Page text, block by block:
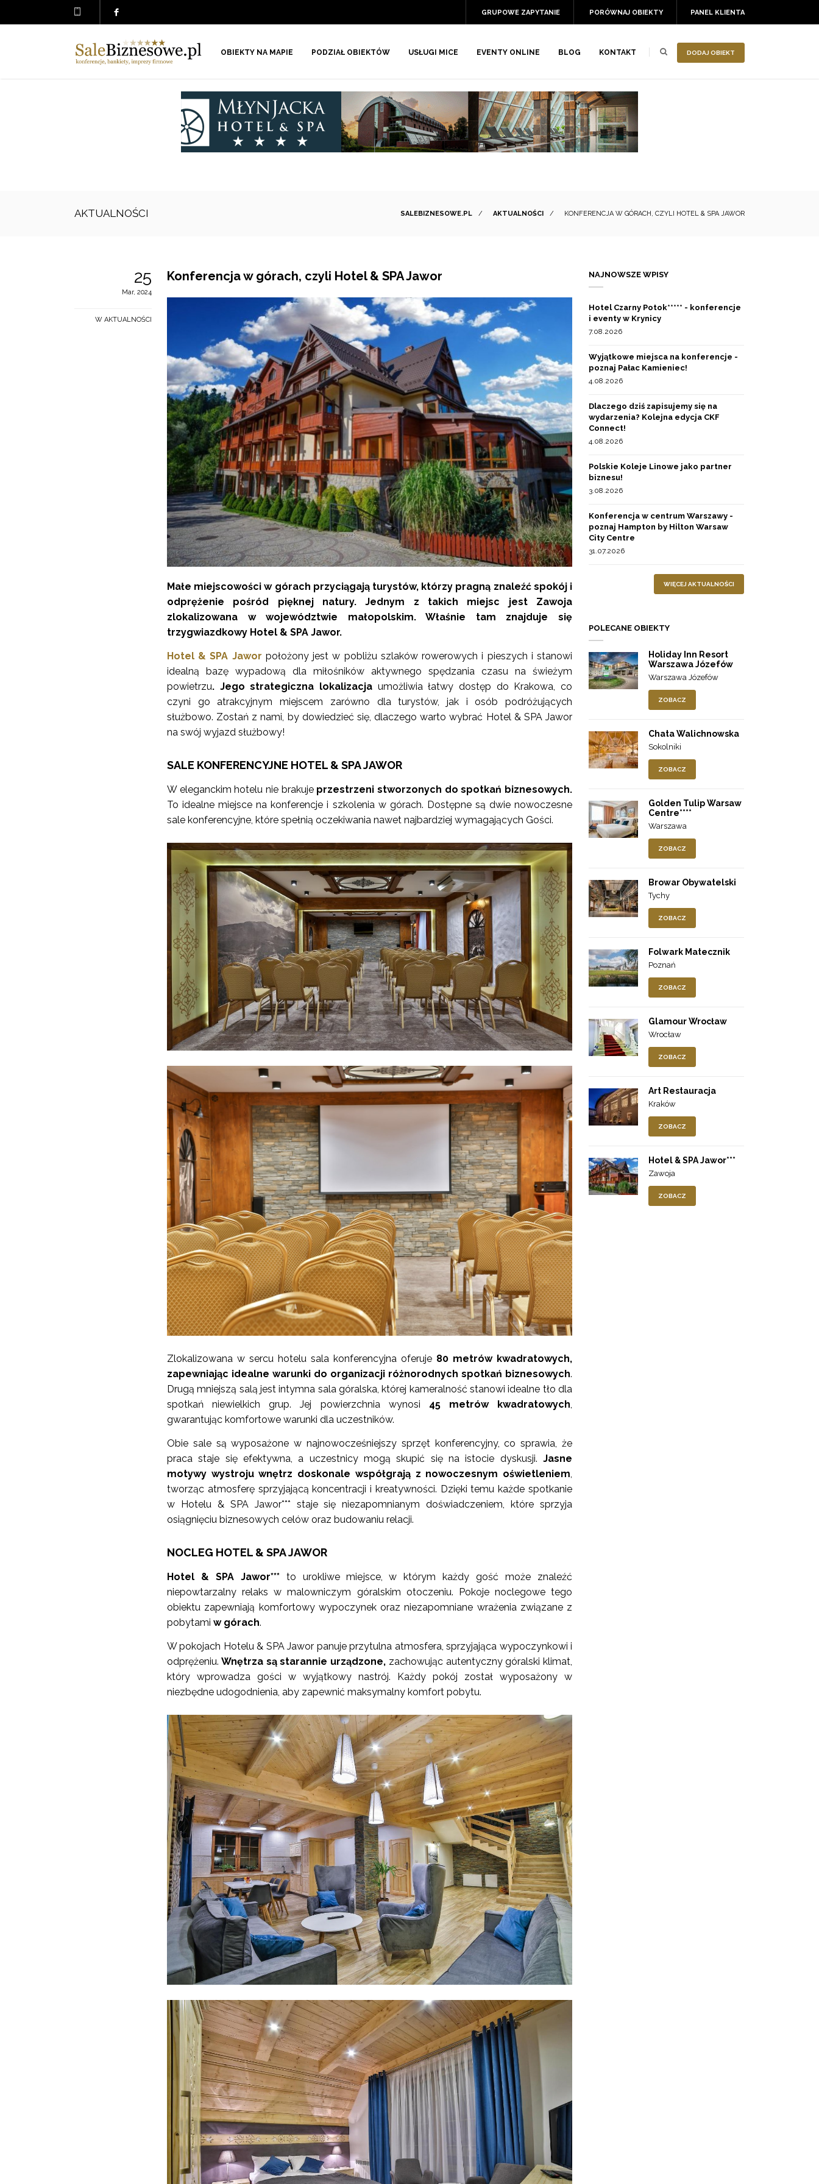
PANEL KLIENTA
PORÓWNAJ OBIEKTY
GRUPOWE ZAPYTANIE
DODAJ OBIEKT
OBIEKTY NA MAPIE PODZIAŁ OBIEKTÓW USŁUGI MICE EVENTY ONLINE BLOG KONTAKT
AKTUALNOŚCI SALEBIZNESOWE.PL / AKTUALNOŚCI / KONFERENCJA W GÓRACH, CZYLI HOTEL & SPA JAWOR
25
Mar, 2024
W AKTUALNOŚCI
Konferencja w górach, czyli Hotel & SPA Jawor
Małe miejscowości w górach przyciągają turystów, którzy pragną znaleźć spokój i
odprężenie pośród pięknej natury. Jednym z takich miejsc jest Zawoja
zlokalizowana w województwie małopolskim. Właśnie tam znajduje się
trzygwiazdkowy Hotel & SPA Jawor.
Hotel & SPA Jawor położony jest w pobliżu szlaków rowerowych i pieszych i stanowi
idealną bazę wypadową dla miłośników aktywnego spędzania czasu na świeżym
powietrzu. Jego strategiczna lokalizacja umożliwia łatwy dostęp do Krakowa, co
czyni go atrakcyjnym miejscem zarówno dla turystów, jak i osób podróżujących
służbowo. Zostań z nami, by dowiedzieć się, dlaczego warto wybrać Hotel & SPA Jawor
na swój wyjazd służbowy!
SALE KONFERENCYJNE HOTEL & SPA JAWOR
W eleganckim hotelu nie brakujeprzestrzeni stworzonych do spotkań biznesowych.
To idealne miejsce na konferencje i szkolenia w górach. Dostępne są dwie nowoczesne
sale konferencyjne, które spełnią oczekiwania nawet najbardziej wymagających Gości.
Zlokalizowana w sercu hotelu sala konferencyjna oferuje 80 metrów kwadratowych,
zapewniając idealne warunki do organizacji różnorodnych spotkań biznesowych.
Drugą mniejszą salą jest intymna sala góralska, której kameralność stanowi idealne tło dla
spotkań niewielkich grup. Jej powierzchnia wynosi 45 metrów kwadratowych,
gwarantując komfortowe warunki dla uczestników.
Obie sale są wyposażone w najnowocześniejszy sprzęt konferencyjny, co sprawia, że
praca staje się efektywna, a uczestnicy mogą skupić się na istocie dyskusji. Jasne
motywy wystroju wnętrz doskonale współgrają z nowoczesnym oświetleniem,
tworząc atmosferę sprzyjającą koncentracji i kreatywności. Dzięki temu każde spotkanie
w Hotelu & SPA Jawor*** staje się niezapomnianym doświadczeniem, które sprzyja
osiągnięciu biznesowych celów oraz budowaniu relacji.
NOCLEG HOTEL & SPA JAWOR
Hotel & SPA Jawor***to urokliwe miejsce, w którym każdy gość może znaleźć
niepowtarzalny relaks w malowniczym góralskim otoczeniu. Pokoje noclegowe tego
obiektu zapewniają komfortowy wypoczynek oraz niezapomniane wrażenia związane z
pobytami w górach.
W pokojach Hotelu & SPA Jawor panuje przytulna atmosfera, sprzyjająca wypoczynkowi i
odprężeniu. Wnętrza są starannie urządzone, zachowując autentyczny góralski klimat,
który wprowadza gości w wyjątkowy nastrój. Każdy pokój został wyposażony w
niezbędne udogodnienia, aby zapewnić maksymalny komfort pobytu.
NAJNOWSZE WPISY
Hotel Czarny Potok***** - konferencje
i eventy w Krynicy
7.08.2026
Wyjątkowe miejsca na konferencje -
poznaj Pałac Kamieniec!
4.08.2026
Dlaczego dziś zapisujemy się na
wydarzenia? Kolejna edycja CKF
Connect!
4.08.2026
Polskie Koleje Linowe jako partner
biznesu!
3.08.2026
Konferencja w centrum Warszawy -
poznaj Hampton by Hilton Warsaw
City Centre
31.07.2026
WIĘCEJ AKTUALNOŚCI
POLECANE OBIEKTY
Holiday Inn Resort
Warszawa Józefów
Warszawa Józefów
ZOBACZ
Chata Walichnowska
Sokolniki
ZOBACZ
Golden Tulip Warsaw
Centre****
Warszawa
ZOBACZ
Browar Obywatelski
Tychy
ZOBACZ
Folwark Matecznik
Poznań
ZOBACZ
Glamour Wrocław
Wrocław
ZOBACZ
Art Restauracja
Kraków
ZOBACZ
Hotel & SPA Jawor***
Zawoja
ZOBACZ